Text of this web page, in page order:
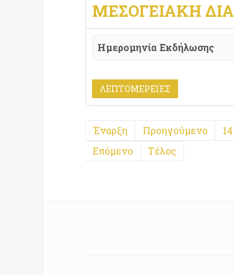
ΜΕΣΟΓΕΙΑΚΉ
Ημερομηνία Εκδήλωσης
ΛΕΠΤΟΜΈΡΕΙΕΣ
Έναρξη Προηγούμενο 14
Επόμενο
Τέλος